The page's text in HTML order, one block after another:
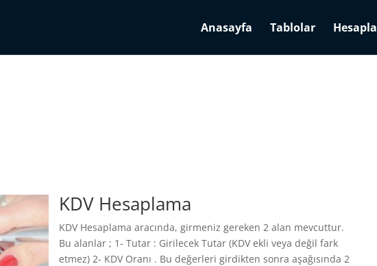
Anasayfa Tablolar Hesapla
KDV Hesaplama
KDV Hesaplama aracında, girmeniz gereken 2 alan mevcuttur.
Bu alanlar ; 1- Tutar : Girilecek Tutar (KDV ekli veya değil fark
etmez) 2- KDV Oranı . Bu değerleri girdikten sonra aşağısında 2